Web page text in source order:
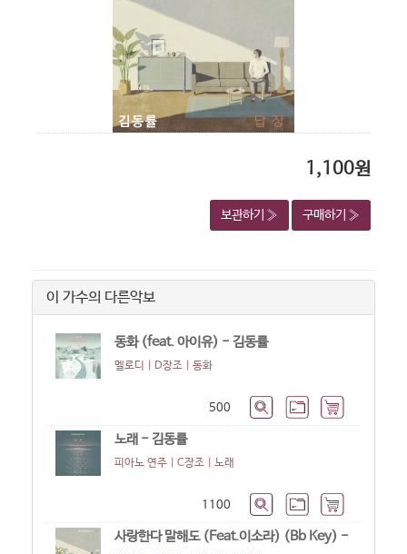
1,100원
보관하기 » 구매하기 »
이 가수의 다른악보
동화 (feat. 아이유) - 김동률
멜로디 | D장조 | 동화
500
노래 - 김동률
피아노 연주 | C장조 | 노래
1100
사랑한다 말해도 (Feat.이소라) (Bb Key) - 김동률